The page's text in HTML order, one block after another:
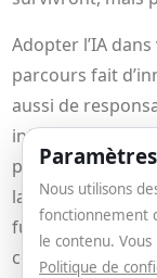
Adopter l’IA
parcours fait
aussi de
informant et en
pouvez non
la voie à une
futur de l’IA est
construisez-le.
Nous utilisons
fonctionnement
le contenu.
Politique de